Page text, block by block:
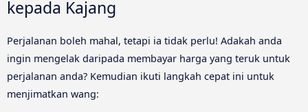
kepada Kajang
Perjalanan boleh mahal, tetapi ia tidak perlu! Adakah anda
ingin mengelak daripada membayar harga yang teruk untuk
perjalanan anda? Kemudian ikuti langkah cepat ini untuk
menjimatkan wang: